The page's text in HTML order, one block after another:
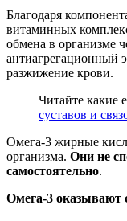
Благодаря
витаминных
обмена в организме
антиагрегационный
разжижение крови.
Читайте какие
суставов и
Омега-3 жирные
организма. Они не
самостоятельно.
Омега-3 оказывают